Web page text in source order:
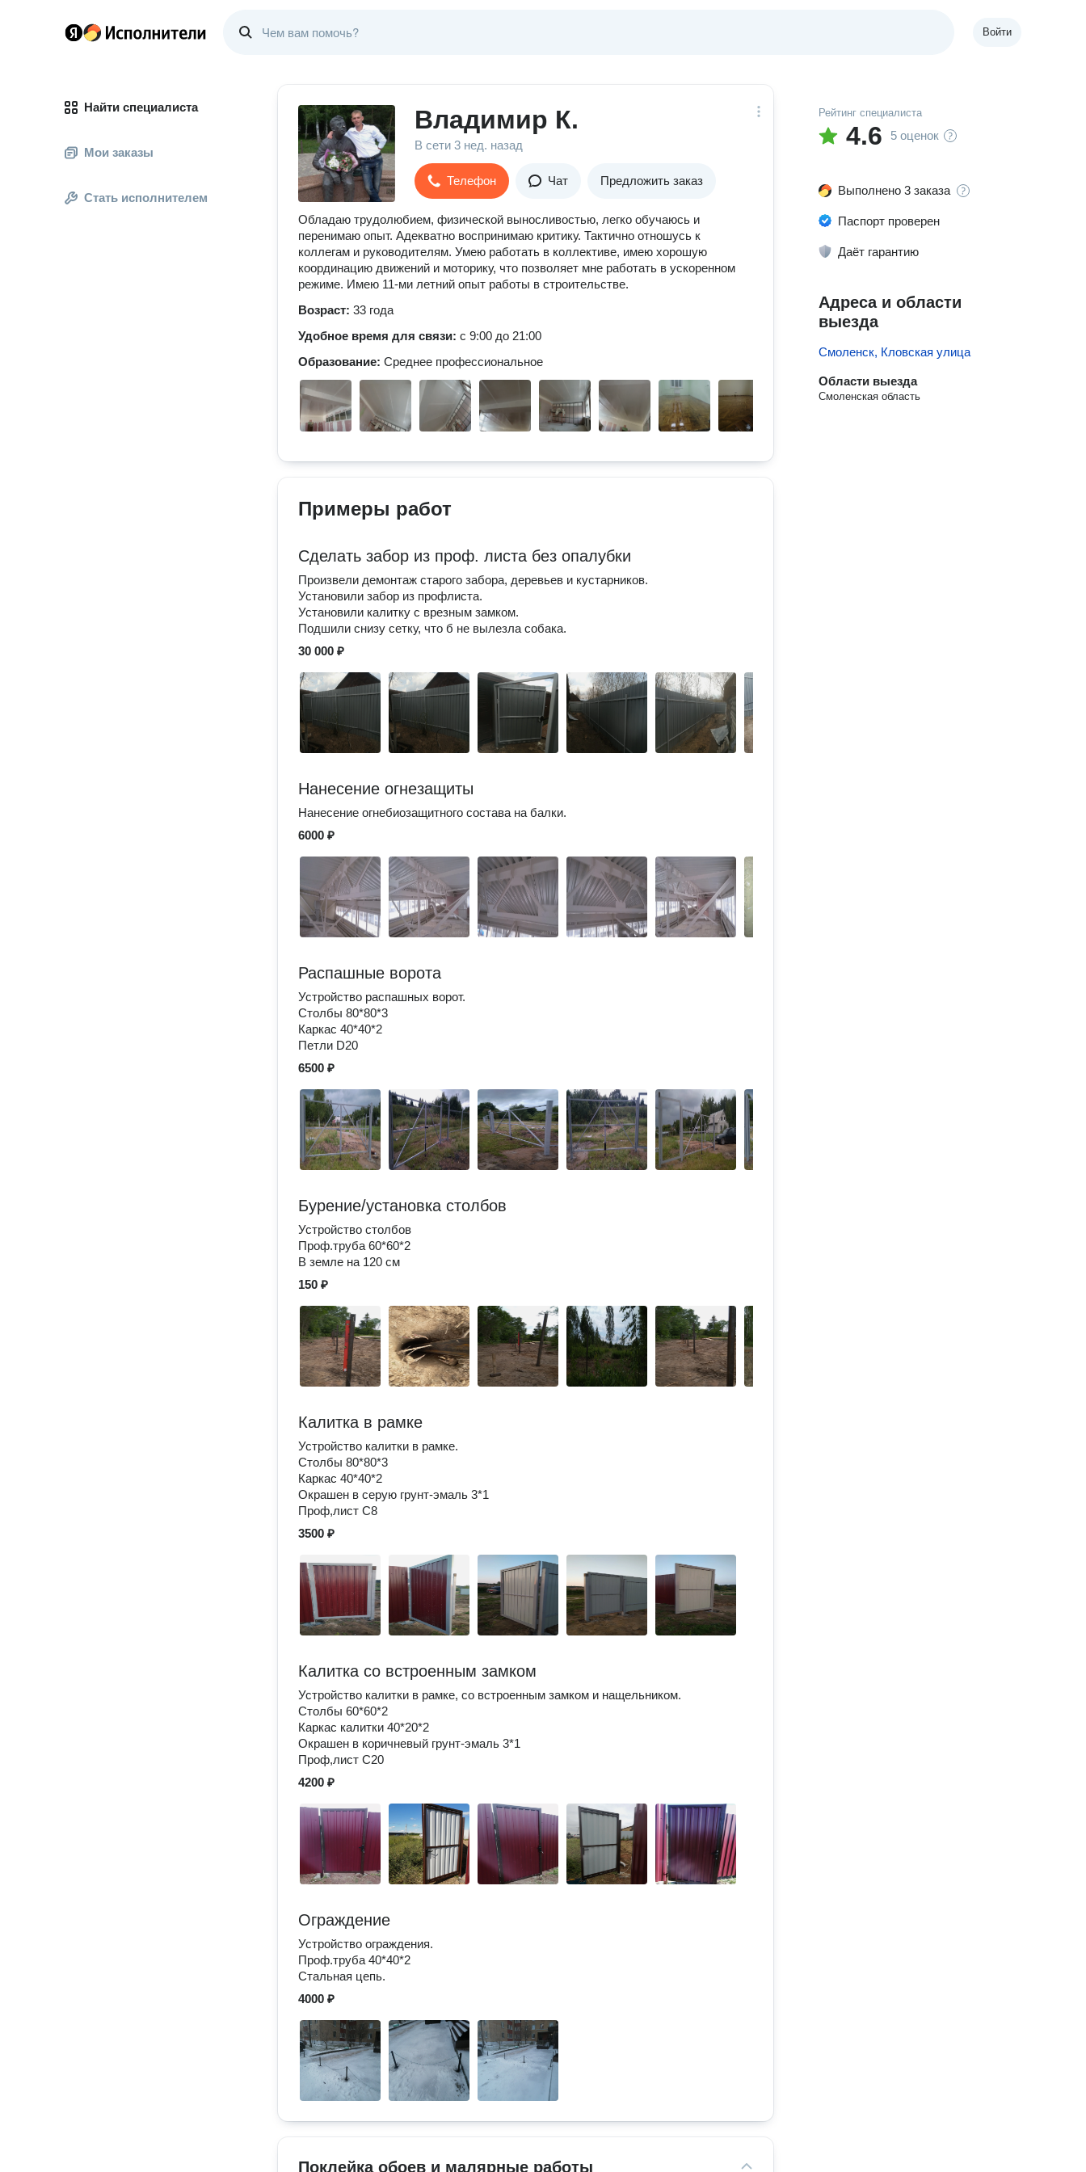
Войти
Найти специалиста
Мои заказы
Стать исполнителем
Владимир К.
В сети 3 нед. назад
Телефон Чат Предложить заказ
Обладаю трудолюбием, физической выносливостью, легко обучаюсь и
перенимаю опыт. Адекватно воспринимаю критику. Тактично отношусь к
коллегам и руководителям. Умею работать в коллективе, имею хорошую
координацию движений и моторику, что позволяет мне работать в ускоренном
режиме. Имею 11-ми летний опыт работы в строительстве.
Возраст: 33 года
Удобное время для связи: с 9:00 до 21:00
Образование: Среднее профессиональное
Примеры работ
Сделать забор из проф. листа без опалубки
Произвели демонтаж старого забора, деревьев и кустарников.
Установили забор из профлиста.
Установили калитку с врезным замком.
Подшили снизу сетку, что б не вылезла собака.
30 000 ₽
Нанесение огнезащиты
Нанесение огнебиозащитного состава на балки.
6000 ₽
Распашные ворота
Устройство распашных ворот.
Столбы 80*80*3
Каркас 40*40*2
Петли D20
6500 ₽
Бурение/установка столбов
Устройство столбов
Проф.труба 60*60*2
В земле на 120 см
150 ₽
Калитка в рамке
Устройство калитки в рамке.
Столбы 80*80*3
Каркас 40*40*2
Окрашен в серую грунт-эмаль 3*1
Проф,лист С8
3500 ₽
Калитка со встроенным замком
Устройство калитки в рамке, со встроенным замком и нащельником.
Столбы 60*60*2
Каркас калитки 40*20*2
Окрашен в коричневый грунт-эмаль 3*1
Проф,лист C20
4200 ₽
Ограждение
Устройство ограждения.
Проф.труба 40*40*2
Стальная цепь.
4000 ₽
Поклейка обоев и малярные работы
Рейтинг специалиста
4.6 5 оценок
Выполнено 3 заказа
Паспорт проверен
Даёт гарантию
Адреса и области
выезда
Смоленск, Кловская улица
Области выезда
Смоленская область